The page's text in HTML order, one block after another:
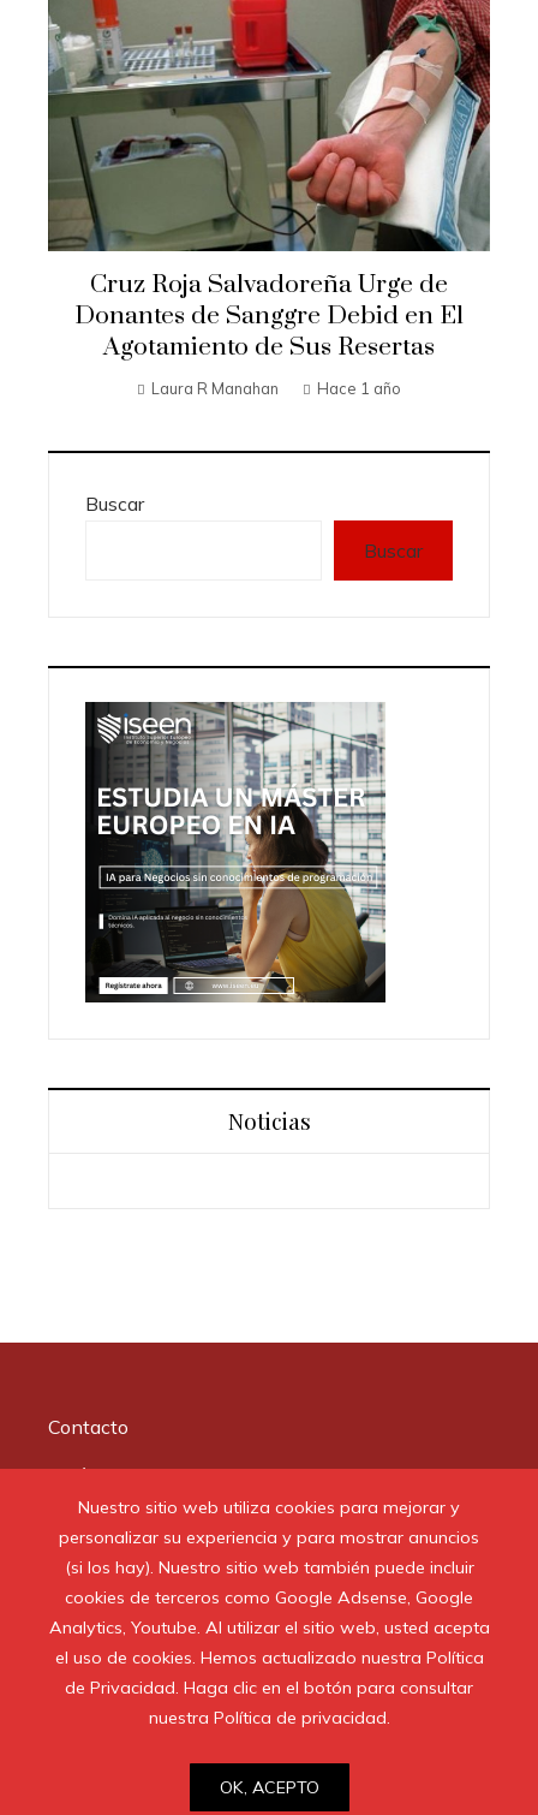
Nuestro sitio web utiliza cookies para mejorar y
personalizar su experiencia y para mostrar anuncios
(si los hay). Nuestro sitio web también puede incluir
cookies de terceros como Google Adsense, Google
Analytics, Youtube. Al utilizar el sitio web, usted acepta
el uso de cookies. Hemos actualizado nuestra Política
de Privacidad. Haga clic en el botón para consultar
nuestra Política de privacidad.
OK, ACEPTO
Cruz Roja Salvadoreña Urge de
Donantes de Sanggre Debid en El
Agotamiento de Sus Resertas
Laura R Manahan Hace 1 año
Buscar
Buscar
Noticias
Contacto
Quiénes somos
Buscar: